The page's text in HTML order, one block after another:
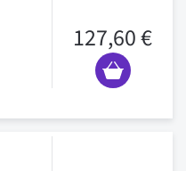
127,60 €